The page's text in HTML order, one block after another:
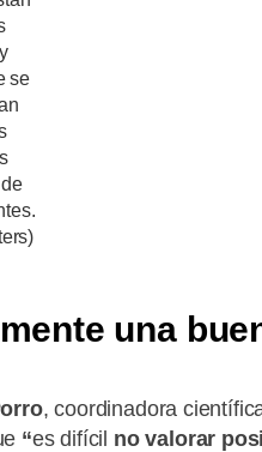
se
una
, coordinadora
“es difícil no valorar